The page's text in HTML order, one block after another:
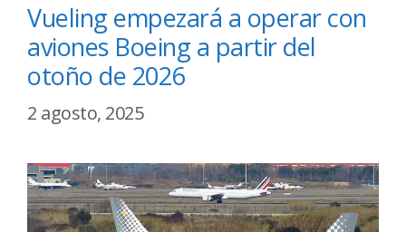
Vueling empezará a operar con
aviones Boeing a partir del
otoño de 2026
2 agosto, 2025